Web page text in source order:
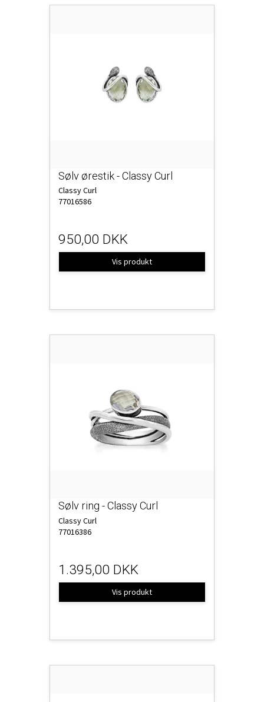
Sølv ørestik - Classy Curl
Classy Curl
77016586
950,00 DKK
Vis produkt
Sølv ring - Classy Curl
Classy Curl
77016386
1.395,00 DKK
Vis produkt